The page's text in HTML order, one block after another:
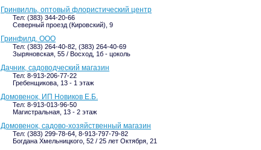
Гринвилль, оптовый флористический центр
Тел: (383) 344-20-66
Северный проезд (Кировский), 9
Гринфилд, ООО
Тел: (383) 264-40-82, (383) 264-40-69
Зыряновская, 55 / Восход, 1б - цоколь
Дачник, садоводческий магазин
Тел: 8-913-206-77-22
Гребенщикова, 13 - 1 этаж
Домовенок, ИП Новиков Е.Б.
Тел: 8-913-013-96-50
Магистральная, 13 - 2 этаж
Домовенок, садово-хозяйственный магазин
Тел: (383) 299-78-64, 8-913-797-79-82
Богдана Хмельницкого, 52 / 25 лет Октября, 21